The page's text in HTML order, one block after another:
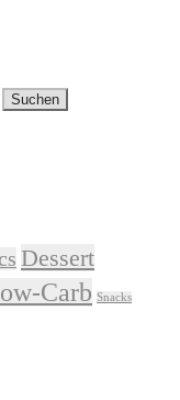
Dessert
Carb Snacks